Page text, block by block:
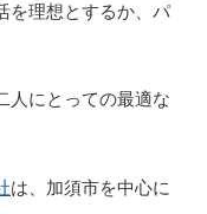
を理想とするか、パ
人にとっての最適な
は、加須市を中心に